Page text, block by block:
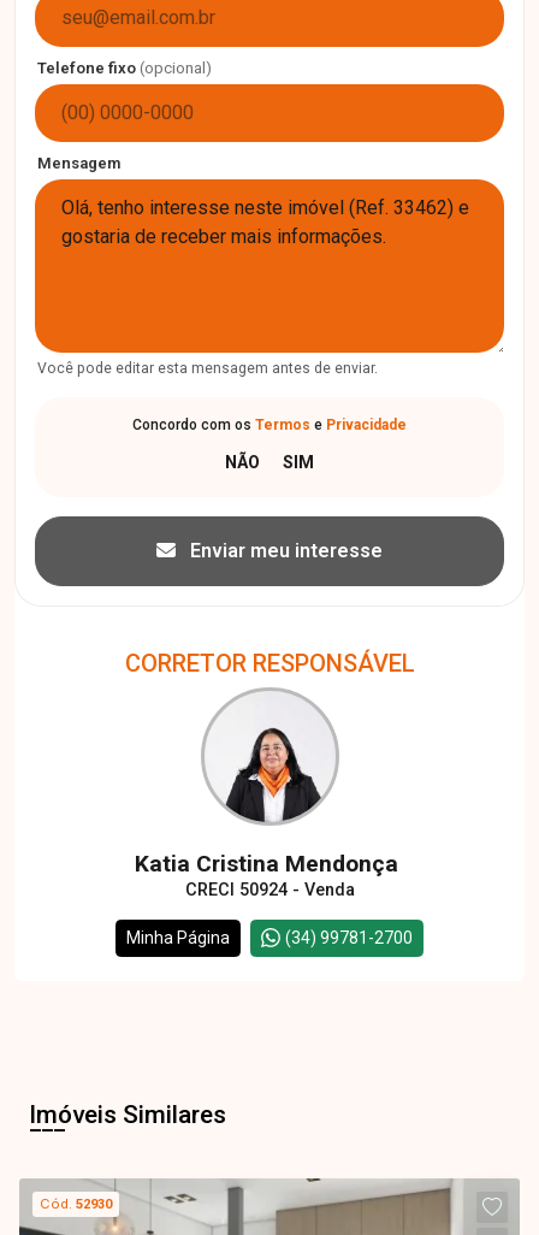
Telefone fixo (opcional)
Mensagem
Você pode editar esta mensagem antes de enviar.
Concordo com os Termos e Privacidade
Enviar meu interesse
CORRETOR RESPONSÁVEL
Katia Cristina Mendonça
CRECI 50924 - Venda
Minha Página (34) 99781-2700
Imóveis Similares
Cód.52930